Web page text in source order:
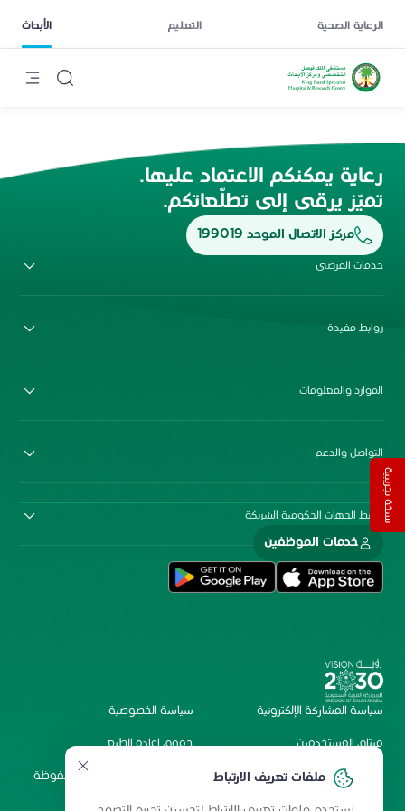
الرعاية الصحية التعليم الأبحاث
ملفات تعريف الارتباط
رعاية يمكنكم الاعتماد عليها.
تميّز يرقى إلى تطلّعاتكم.
مركز الاتصال الموحد 199019
خدمات المرضى
روابط مفيدة
الموارد والمعلومات
التواصل والدعم
روابط الجهات الحكومية الشريكة
خدمات الموظفين
سياسة المشاركة الإلكترونية
سياسة الخصوصية
ميثاق المستخدمين
حقوق إعادة الطبع
شروط الاستخدام
2026 جميع الحقوق محفوظة
نسخة تجريبية